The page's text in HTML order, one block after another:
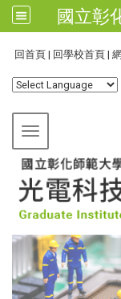
國立彰
回首頁 | 回學校首頁 |
Toggle navigation